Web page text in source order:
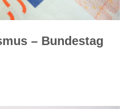
– Bundestag